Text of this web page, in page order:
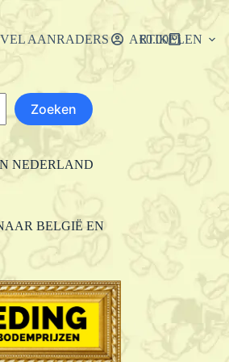
AANRADERS ARTIKELEN
Winkelwagen
€0.00
Zoeken
NEDERLAND
BELGIË EN